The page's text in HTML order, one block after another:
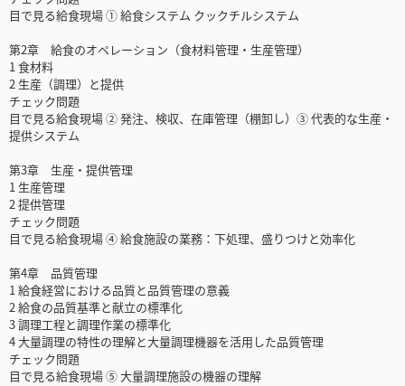
目で見る給食現場 ① 給食システム クックチルシステム
第2章 給食のオペレーション（食材料管理・生産管理）
1 食材料
2 生産（調理）と提供
チェック問題
目で見る給食現場 ② 発注、検収、在庫管理（棚卸し）③ 代表的な生産・
提供システム
第3章 生産・提供管理
1 生産管理
2 提供管理
チェック問題
目で見る給食現場 ④ 給食施設の業務：下処理、盛りつけと効率化
第4章 品質管理
1 給食経営における品質と品質管理の意義
2 給食の品質基準と献立の標準化
3 調理工程と調理作業の標準化
4 大量調理の特性の理解と大量調理機器を活用した品質管理
チェック問題
目で見る給食現場 ⑤ 大量調理施設の機器の理解